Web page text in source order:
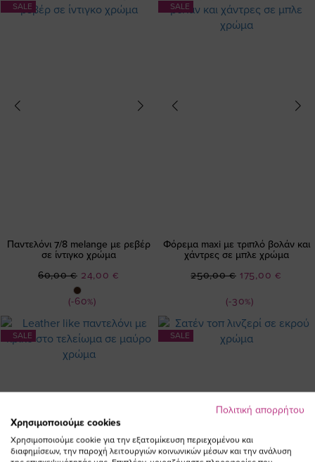
SALE
Παντελόνι 7/8 melange με ρεβέρ
σε ίντιγκο χρώμα
(-60%)
Ειδική
Τιμή
24,00 €
60,00 €
SALE
Φόρεμα maxi με τριπλό βολάν και
χάντρες σε μπλε χρώμα
(-30%)
Ειδική
175,00 €
250,00 €
SALE SALE
Πολιτική απορρήτου
Χρησιμοποιούμε cookies
Χρησιμοποιούμε cookie για την εξατομίκευση περιεχομένου και
διαφημίσεων, την παροχή λειτουργιών κοινωνικών μέσων και την ανάλυση